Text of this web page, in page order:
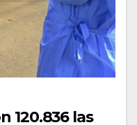
120.836 las